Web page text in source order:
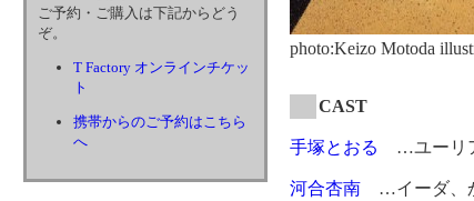
photo:Keizo Motoda
CAST
手塚とおる …ユーリ
河合杏南 …イーダ、
ご予約・ご購入は下記からどう
ぞ。
T Factory オンラインチケッ
ト
携帯からのご予約はこちら
へ